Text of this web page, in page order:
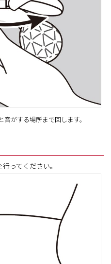
がする場所まで回します。
ってください。